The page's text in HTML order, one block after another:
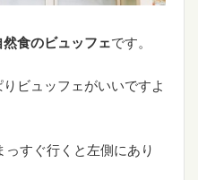
然食のビュッフェです。
ビュッフェがいいですよ
すぐ行くと左側にあり